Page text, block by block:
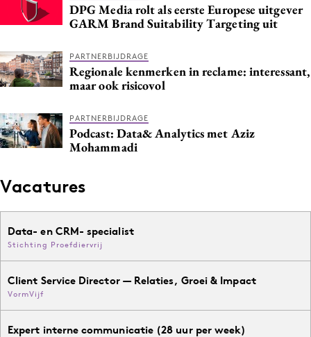
DPG Media rolt als eerste Europese uitgever
GARM Brand Suitability Targeting uit
PARTNERBIJDRAGE
Regionale kenmerken in reclame: interessant,
maar ook risicovol
PARTNERBIJDRAGE
Podcast: Data& Analytics met Aziz
Mohammadi
Vacatures
Data- en CRM- specialist
Stichting Proefdiervrij
Client Service Director — Relaties, Groei & Impact
VormVijf
Expert interne communicatie (28 uur per week)